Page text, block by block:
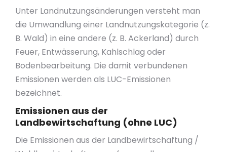
Unter Landnutzungsänderungen versteht man
die Umwandlung einer Landnutzungskategorie (z.
B. Wald) in eine andere (z. B. Ackerland) durch
Feuer, Entwässerung, Kahlschlag oder
Bodenbearbeitung. Die damit verbundenen
Emissionen werden als LUC-Emissionen
bezeichnet.
Emissionen aus der
Landbewirtschaftung (ohne LUC)
Die Emissionen aus der Landbewirtschaftung /